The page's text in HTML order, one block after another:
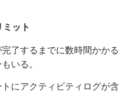
ット
了するまでに数時間かかる
いる。
にアクティビティログが含